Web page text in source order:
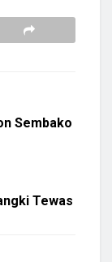
Sembako
Tewas